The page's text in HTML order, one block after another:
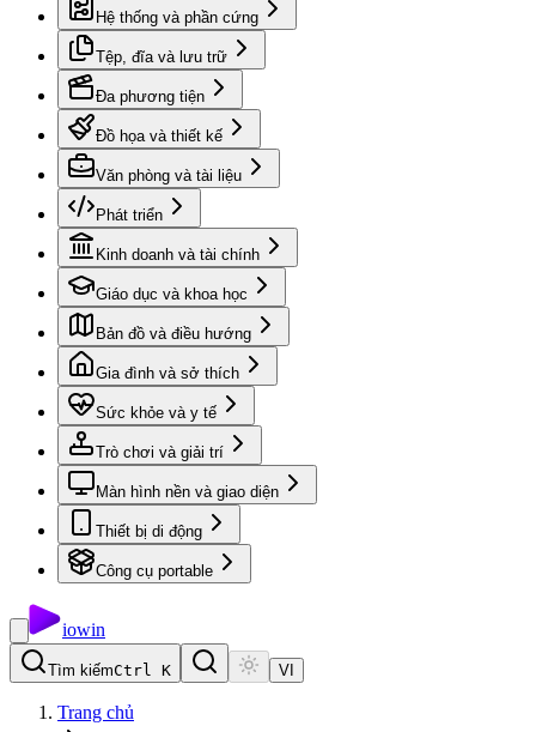
Hệ thống và phần cứng
Tệp, đĩa và lưu trữ
Đa phương tiện
Đồ họa và thiết kế
Văn phòng và tài liệu
Phát triển
Kinh doanh và tài chính
Giáo dục và khoa học
Bản đồ và điều hướng
Gia đình và sở thích
Sức khỏe và y tế
Trò chơi và giải trí
Màn hình nền và giao diện
Thiết bị di động
Công cụ portable
iowin
Tìm kiếmCtrl K VI
Trang chủ